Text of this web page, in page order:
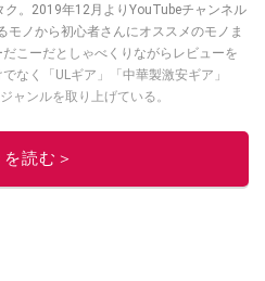
。2019年12月よりYouTubeチャンネル
モノから初心者さんにオススメのモノま
こーだとしゃべくりながらレビューを
なく「ULギア」「中華製激安ギア」
ャンルを取り上げている。
のイチオシストの他の記事を読む
読む＞